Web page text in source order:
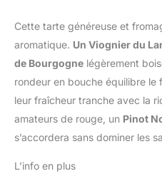
Cette tarte généreuse et
aromatique. Un Viognier du
de Bourgogne légèrement
rondeur en bouche équilibre
leur fraîcheur tranche avec la
amateurs de rouge, un Pinot
s’accordera sans dominer les
L’info en plus